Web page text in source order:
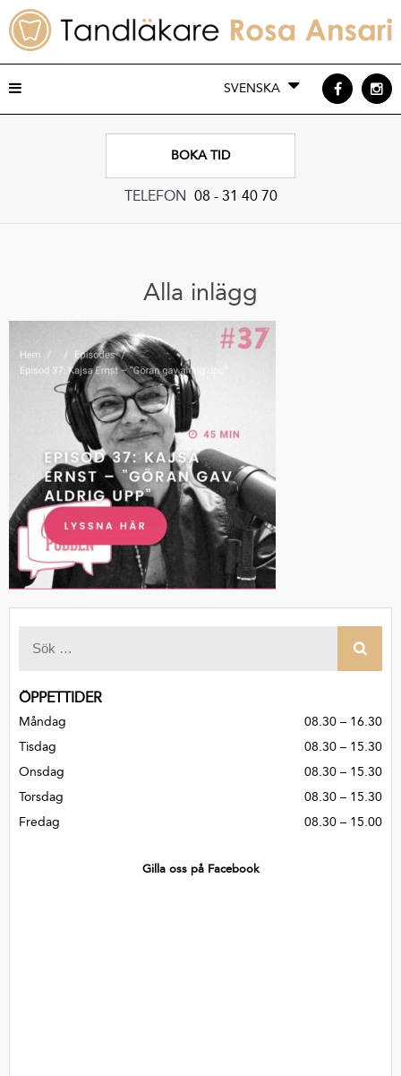
SVENSKA
BOKA TID
TELEFON 08 - 31 40 70
Alla inlägg
ÖPPETTIDER
Måndag
08.30 – 16.30
Tisdag
08.30 – 15.30
Onsdag
08.30 – 15.30
Torsdag
08.30 – 15.30
Fredag
08.30 – 15.00
Gilla oss på Facebook